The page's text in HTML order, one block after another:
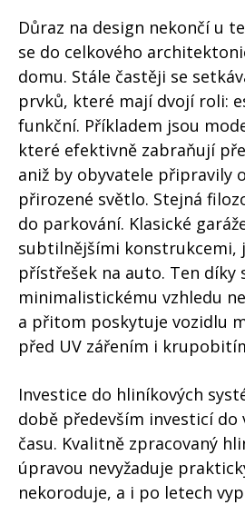
Důraz na design nekončí u
se do celkového
domu. Stále častěji se
prvků, které mají dvojí roli:
funkční. Příkladem jsou
které efektivně zabraňují
aniž by obyvatele připravily
přirozené světlo. Stejná
do parkování. Klasické
subtilnějšími konstrukcemi,
přístřešek na auto. Ten díky
minimalistickému vzhledu
a přitom poskytuje vozidlu
před UV zářením i
Investice do hliníkových
době především investicí do
času. Kvalitně zpracovaný
úpravou nevyžaduje
nekoroduje, a i po letech